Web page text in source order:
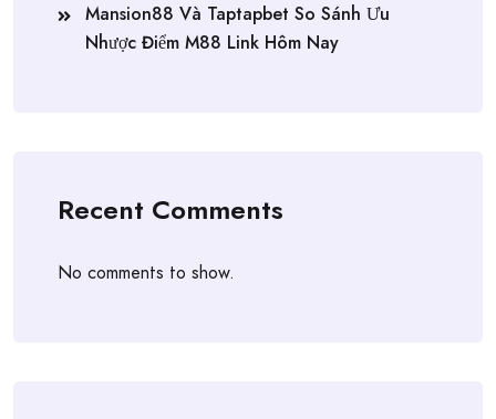
Mansion88 Và Taptapbet So Sánh Ưu
Nhược Điểm M88 Link Hôm Nay
Recent Comments
No comments to show.